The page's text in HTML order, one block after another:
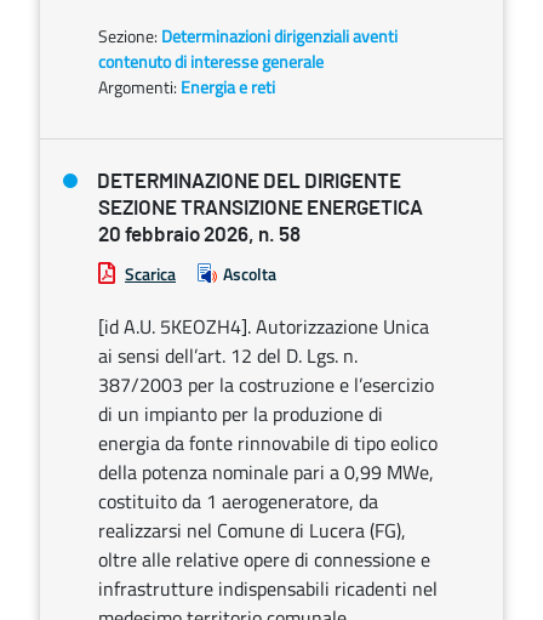
Sezione: Determinazioni dirigenziali aventi
contenuto di interesse generale
Argomenti: Energia e reti
DETERMINAZIONE DEL DIRIGENTE
SEZIONE TRANSIZIONE ENERGETICA
20 febbraio 2026, n. 58
Scarica Ascolta
[id A.U. 5KEOZH4]. Autorizzazione Unica
ai sensi dell’art. 12 del D. Lgs. n.
387/2003 per la costruzione e l’esercizio
di un impianto per la produzione di
energia da fonte rinnovabile di tipo eolico
della potenza nominale pari a 0,99 MWe,
costituito da 1 aerogeneratore, da
realizzarsi nel Comune di Lucera (FG),
oltre alle relative opere di connessione e
infrastrutture indispensabili ricadenti nel